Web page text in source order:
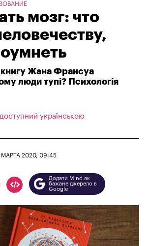
мозг: что
Жана Франсуа
люди тупі? Психологія
українською
МАРТА 2020, 09:45
Додати Mind як
бажане джерело в
Google